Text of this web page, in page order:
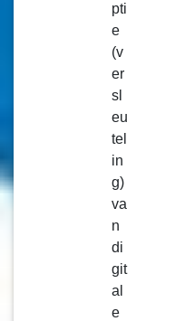
pti
e
(v
er
sl
eu
tel
in
g)
va
n
di
git
al
e